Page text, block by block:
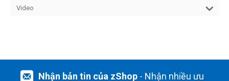
Video
Nhận bản tin của zShop- Nhận nhiều ưu